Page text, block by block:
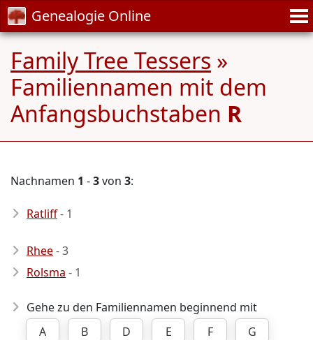
Genealogie Online
Family Tree Tessers »
Familiennamen mit dem
Anfangsbuchstaben R
Nachnamen 1 -3von 3:
Ratliff- 1
Rhee- 3
Rolsma - 1
Gehe zu den Familiennamen beginnend mit
A
B D E F
G